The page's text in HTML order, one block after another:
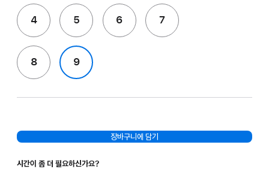
4 5 6 7
8 9
장바구니에 담기
시간이 좀 더 필요하신가요?